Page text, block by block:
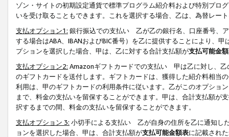
ゾン・サイトの初期設定通貨で標準プログラム紹介料および特別プロ
いを受け取ることもできます。これを選択する場合、乙は、為替レー
支払オプション1: 銀行振込での支払い 乙が乙の銀行名、口座番号、
する場合はABA、IBANおよびBIC番号）を乙に提供することにより、
プションを選択した場合、甲は、乙に対する合計支払額が支払可能金
支払オプション2: Amazonギフトカードでの支払い 甲は乙に対し、乙
のギフトカードを送付します。ギフトカードは、獲得した紹介料相当
利用は、甲のギフトカードの利用条件に従います。乙がこのオプショ
まで、料金の支払いを留保することができます。甲は、合計支払額が
択するまでの間、料金の支払いを留保することができます。
支払オプション 3: 小切手による支払い 乙が自身の住所を乙に通知し
ョンを選択した場合、甲は、合計支払額が支払可能金額表に記載され